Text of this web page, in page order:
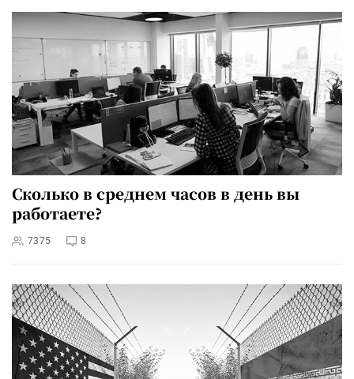
Сколько в среднем часов в день вы
работаете?
7375 8